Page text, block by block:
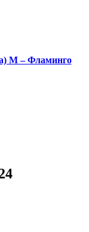
M – Фламинго